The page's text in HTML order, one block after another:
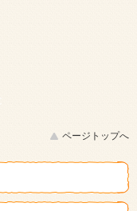
ページトップへ